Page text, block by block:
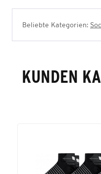
Beliebte Kategorien:
KUNDEN